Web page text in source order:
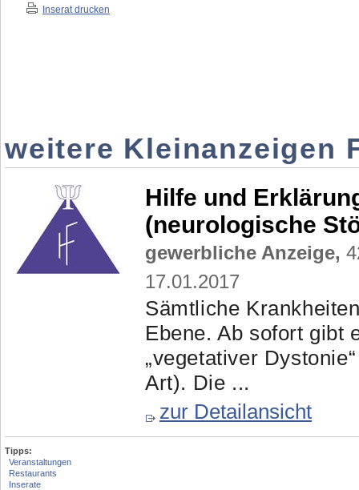
Inserat drucken
weitere Kleinanzeigen
Hilfe und
(neurologische
gewerbliche Anzeige,
17.01.2017
Sämtliche
Ebene. Ab sofort gibt
„vegetativer
Art). Die ...
zur Detailansicht
Tipps:
Veranstaltungen
Restaurants
Inserate